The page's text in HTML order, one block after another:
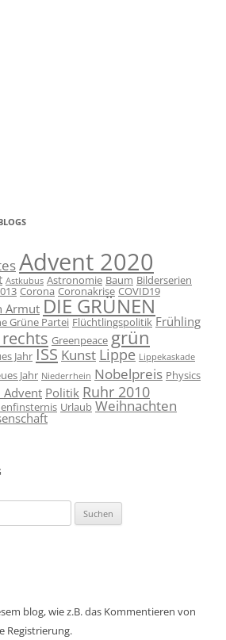
Advent 2020
Astkubus Astronomie Baum Bilderserien
Corona Coronakrise COVID19
Armut DIE GRÜNEN
Grüne Partei Flüchtlingspolitik Frühling
Greenpeace grün
Jahr ISS Kunst Lippe Lippekaskade
Jahr Niederrhein Nobelpreis Physics
Advent Politik Ruhr 2010
Urlaub Weihnachten
blog, wie z.B. das Kommentieren von
Registrierung.